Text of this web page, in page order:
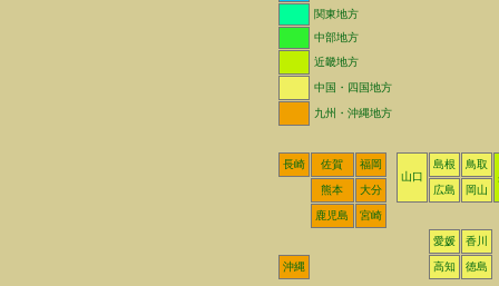
関東地方
中部地方
近畿地方
中国・四国地方
九州・沖縄地方
長崎 佐賀
福岡
山口
島根
鳥取
熊本
大分 広島 岡山
鹿児島 宮崎
愛媛 香川
沖縄 高知 徳島